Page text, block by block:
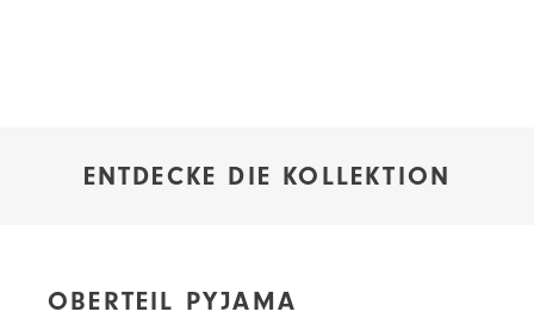
ENTDECKE DIE KOLLEKTION
OBERTEIL PYJAMA